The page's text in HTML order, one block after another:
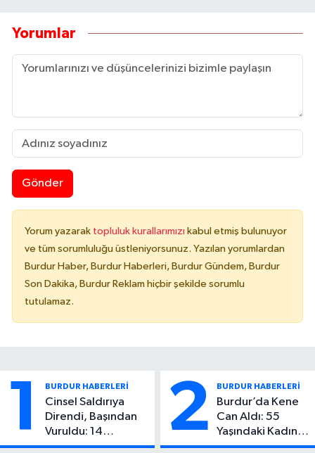
Yorumlar
Gönder
Yorum yazarak topluluk kurallarımızı kabul etmiş bulunuyor
ve tüm sorumluluğu üstleniyorsunuz. Yazılan yorumlardan
Burdur Haber, Burdur Haberleri, Burdur Gündem, Burdur
Son Dakika, Burdur Reklam hiçbir şekilde sorumlu
tutulamaz.
1 BURDUR HABERLERİ
Cinsel Saldırıya
Direndi, Başından
Vuruldu: 14
Yaşındaki Çocuktan
2 BURDUR HABERLERİ
Burdur’da Kene
Can Aldı: 55
Yaşındaki Kadın
Hayatını Kaybetti